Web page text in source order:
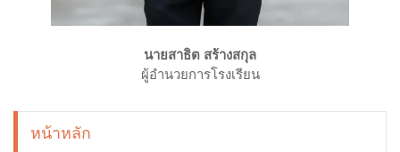
นายสาธิต สร้างสกุล
ผู้อำนวยการโรงเรียน
หน้าหลัก